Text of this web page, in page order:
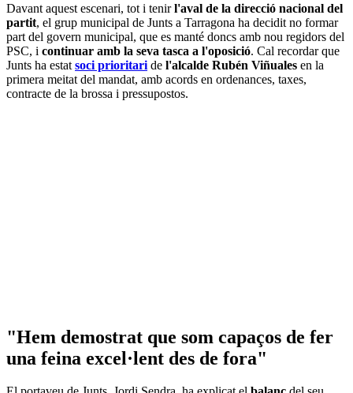
Davant aquest escenari, tot i tenirl'aval de la direcció nacional del
partit, el grup municipal de Junts a Tarragona ha decidit no formar
part del govern municipal, que es manté doncs amb nou regidors del
PSC, i continuar amb la seva tasca a l'oposició. Cal recordar que
Junts ha estat soci prioritari de l'alcalde Rubén Viñuales en la
primera meitat del mandat, amb acords en ordenances, taxes,
contracte de la brossa i pressupostos.
"Hem demostrat que som capaços de fer
una feina excel·lent des de fora"